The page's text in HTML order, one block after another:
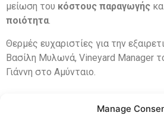
Manage
μείωση του κόστους παραγωγής
ποιότητα.
Θερμές ευχαριστίες για την
Βασίλη Μυλωνά, Vineyard Manager
Γιάννη στο Αμύνταιο.